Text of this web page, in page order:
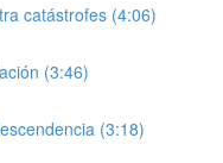
catástrofes (4:06)
(3:46)
(3:18)